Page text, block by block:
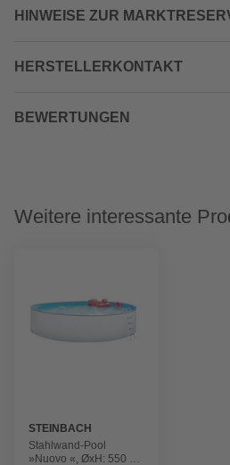
HINWEISE ZUR
HERSTELLERKONTAKT
BEWERTUNGEN
Weitere interessante
STEINBACH
Stahlwand-Pool
»Nuovo «, ØxH: 550 x